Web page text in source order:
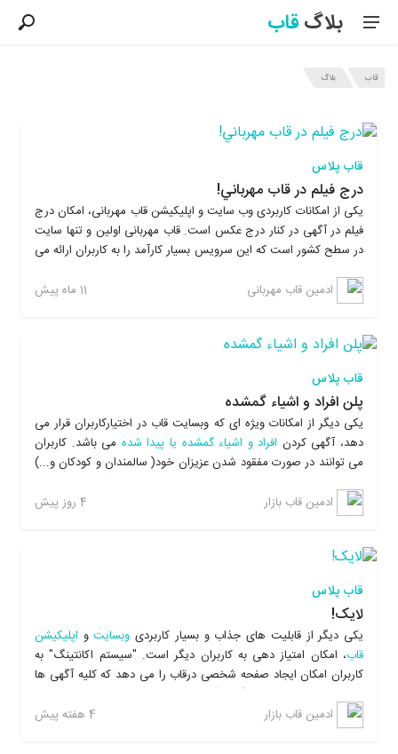
بلاگقاب
قاب بلاگ
قاب پلاس
درج فيلم در قاب مهرباني!
یکی از امکانات کاربردی وب سایت و اپلیکیشن قاب مهربانی، امکان درج
فیلم در آگهی در کنار درج عکس است. قاب مهربانی اولین و تنها سایت
در سطح کشور است که این سرویس بسیار کارآمد را به کاربران ارائه می
ارائه دهند و هدیه و یا درخواست خود را بهتر و موثرتر به دست
هموطنان برسانند و همچنین با آپلود فیلم در قاب مهربانی، تصاویری از
نیازمندان به کاربران ارائه دهند تا خیرین را از رسیدن کمک ها به دست
ادمین قاب مهربانی 11 ماه پیش
قاب پلاس
پلن افراد و اشیاء گمشده
یکی دیگر از امکانات ویژه ای که وبسایت قاب در اختیارکاربران قرار می
دهد، آگهی کردن افراد و اشیاء گمشده یا پیدا شده می باشد. کاربران
می توانند در صورت مفقود شدن عزیزان خود( سالمندان و کودکان و...)
آپلود کرده و از
کاربران سراسر کشور تقاضای کمک نمایند. همچنین کاربران می توانند
اشیائی را که پیدا می کنند، در قاب آگهی کرده و به دست صاحبان آنها
را در سایت آگهی ثبت نموده و با درج شماره تماس خود صاحب گردنبند
ترتیب می باشد و برای آگهی چنین مواردی نیازی به اقدامات پر زحمت
و پر هزینه مانند چاپ و پخش تراکت نیست.
ادمین قاب بازار 4 روز پیش
قاب پلاس
لایک!
یکی دیگر از قابلیت های جذاب و بسیار کاربردیوبسایتو اپلیکیشن
قاب، امکان امتیاز دهی به کاربران دیگر است. "سیستم اکانتینگ" به
کاربران امکان ایجاد صفحه شخصی درقاب را می دهد که کلیه آگهی ها
و اطلاعات مربوط به فروشگاه درآن قابل رؤیت است و سایر کاربران می
توانند با مراجعه به "فروشگاه شخصی
" کاربر مورد نظر، رضایت یا عدم
رضایت خود را از کالا یا خدمات وی با دادن امتیاز مثبت یا منفی اعلام
ادمین قاب بازار 4 هفته پیش